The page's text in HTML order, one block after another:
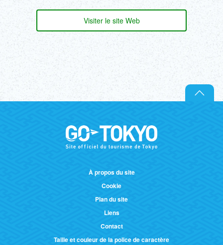
Visiter le site Web
À propos du site
Cookie
Plan du site
Liens
Contact
Taille et couleur de la police de caractère